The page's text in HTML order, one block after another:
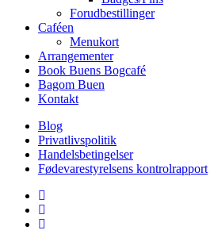
Forudbestillinger
Caféen
Menukort
Arrangementer
Book Buens Bogcafé
Bagom Buen
Kontakt
Blog
Privatlivspolitik
Handelsbetingelser
Fødevarestyrelsens kontrolrapport
facebook
linkedin
instagram